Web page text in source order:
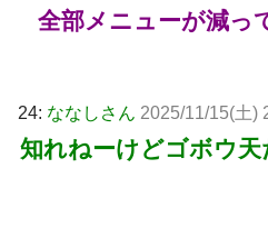
全部メニューが減っ
24: ななしさん 2025/11/15(土)
知れねーけどゴボウ